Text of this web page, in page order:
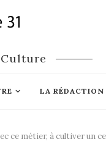
LA RÉDACTION
ce métier, à cultiver un